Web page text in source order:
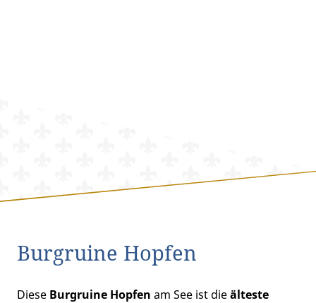
Burgruine Hopfen
Diese Burgruine Hopfen am See ist dieälteste